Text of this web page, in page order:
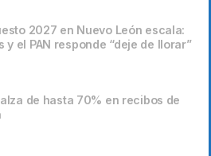
2027 en Nuevo León escala:
y el PAN responde “deje de llorar”
de hasta 70% en recibos de